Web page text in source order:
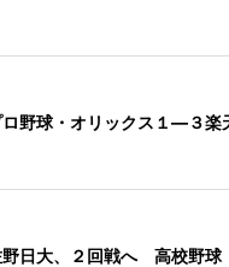
ロ野球・オリックス１―３楽
日大、２回戦へ 高校野球